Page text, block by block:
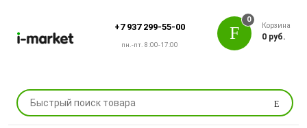
+7 937 299-55-00
пн.-пт. 8:00-17:00
Поиск
0
Корзина
0 руб.